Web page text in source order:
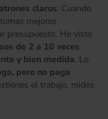
claros. Cuando
mejores
presupuesto. He visto
de 2 a 10 veces
en una pestaña nueva)
y bien medida. Lo
pero no paga
el trabajo, mides